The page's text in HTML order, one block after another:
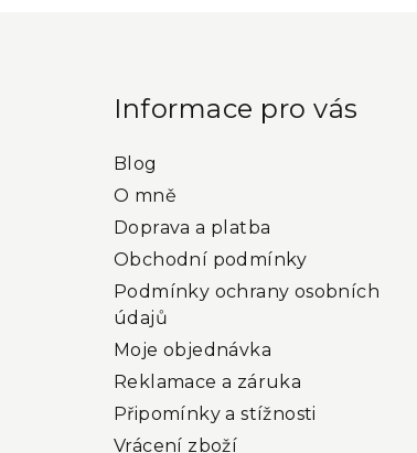
Informace pro vás
Blog
O mně
Doprava a platba
Obchodní podmínky
Podmínky ochrany osobních
údajů
Moje objednávka
Reklamace a záruka
Připomínky a stížnosti
Vrácení zboží